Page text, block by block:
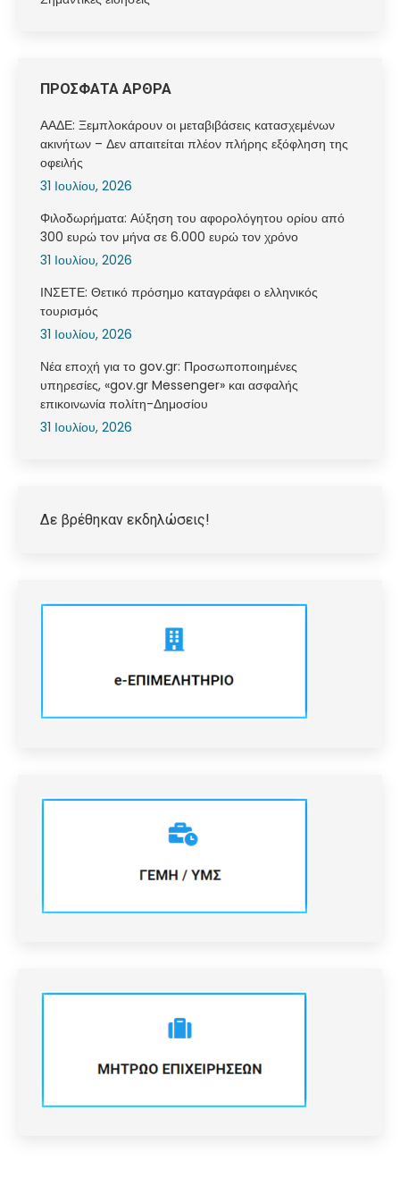
ΠΡΟΣΦΑΤΑ ΑΡΘΡΑ
ΑΑΔΕ: Ξεμπλοκάρουν οι μεταβιβάσεις κατασχεμένων
ακινήτων – Δεν απαιτείται πλέον πλήρης εξόφληση της
οφειλής
31 Ιουλίου, 2026
Φιλοδωρήματα: Αύξηση του αφορολόγητου ορίου από
300 ευρώ τον μήνα σε 6.000 ευρώ τον χρόνο
31 Ιουλίου, 2026
ΙΝΣΕΤΕ: Θετικό πρόσημο καταγράφει ο ελληνικός
τουρισμός
31 Ιουλίου, 2026
Νέα εποχή για το gov.gr: Προσωποποιημένες
υπηρεσίες, «gov.gr Messenger» και ασφαλής
επικοινωνία πολίτη-Δημοσίου
31 Ιουλίου, 2026
Δε βρέθηκαν εκδηλώσεις!